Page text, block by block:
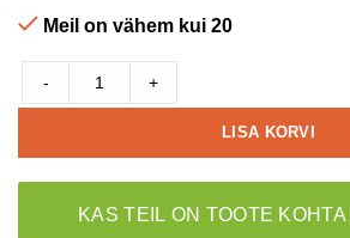
Meil on vähem kui 20
- +
LISA KORVI
KAS TEIL ON TOOTE